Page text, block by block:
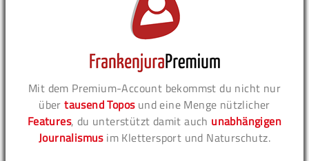
Mit dem Premium-Account bekommst du nicht nur
übertausend Toposund eine Menge nützlicher
Features, du unterstützt damit auch unabhängigen
Journalismusim Klettersport und Naturschutz.